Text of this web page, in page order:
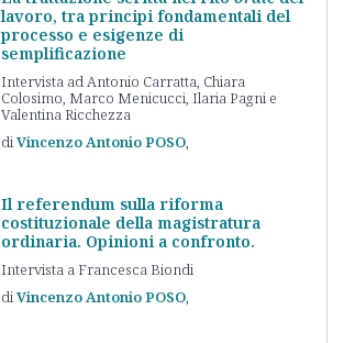
lavoro, tra principi fondamentali del
processo e esigenze di
semplificazione
Intervista ad Antonio Carratta, Chiara
Colosimo, Marco Menicucci, Ilaria Pagni e
Valentina Ricchezza
Vincenzo AntonioPOSO
Il referendum sulla riforma
costituzionale della magistratura
ordinaria. Opinioni a confronto.
Intervista a Francesca Biondi
Vincenzo AntonioPOSO